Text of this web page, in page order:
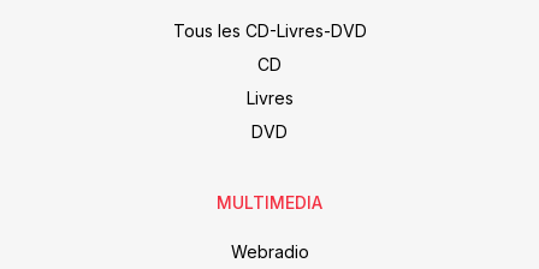
Tous les CD-Livres-DVD
CD
Livres
DVD
MULTIMEDIA
Webradio